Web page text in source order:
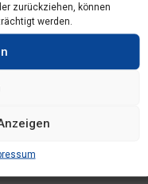
zurückziehen, können
werden.